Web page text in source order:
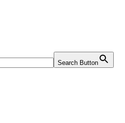
Search Button